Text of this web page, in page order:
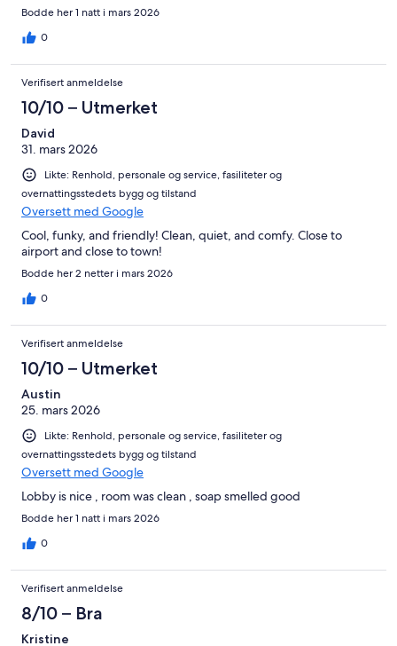
Bodde her 1 natt i mars 2026
0
Verifisert anmeldelse
10/10 – Utmerket
David
31. mars 2026
Likte: Renhold, personale og service, fasiliteter og
overnattingsstedets bygg og tilstand
Oversett med Google
Cool, funky, and friendly! Clean, quiet, and comfy. Close to
airport and close to town!
Bodde her 2 netter i mars 2026
0
Verifisert anmeldelse
10/10 – Utmerket
Austin
25. mars 2026
Likte: Renhold, personale og service, fasiliteter og
overnattingsstedets bygg og tilstand
Oversett med Google
Lobby is nice , room was clean , soap smelled good
Bodde her 1 natt i mars 2026
0
Verifisert anmeldelse
8/10 – Bra
Kristine